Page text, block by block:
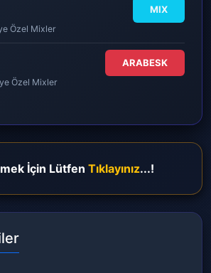
MIX
Özel Mixler
ARABESK
Özel Mixler
İçin Lütfen Tıklayınız...!